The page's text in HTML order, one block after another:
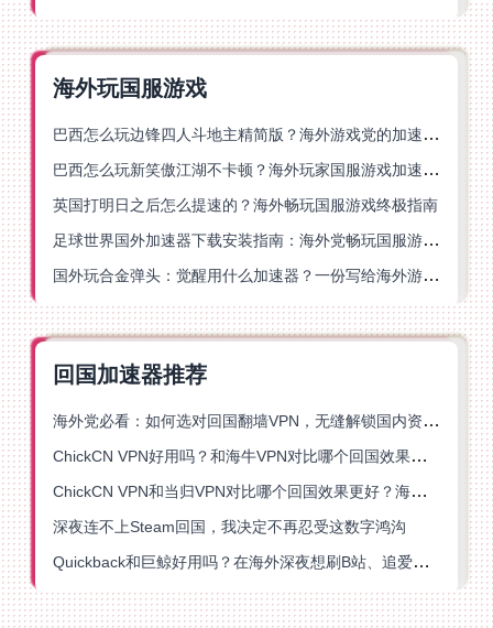
海外玩国服游戏
巴西怎么玩边锋四人斗地主精简版？海外游戏党的加速器终极选择
巴西怎么玩新笑傲江湖不卡顿？海外玩家国服游戏加速终极指南（附猫和老鼠一梦江湖实测）
英国打明日之后怎么提速的？海外畅玩国服游戏终极指南
足球世界国外加速器下载安装指南：海外党畅玩国服游戏的终极解决方案
国外玩合金弹头：觉醒用什么加速器？一份写给海外游子的畅玩指南
回国加速器推荐
海外党必看：如何选对回国翻墙VPN，无缝解锁国内资源？
ChickCN VPN好用吗？和海牛VPN对比哪个回国效果更好？
ChickCN VPN和当归VPN对比哪个回国效果更好？海外党亲测后选了它
深夜连不上Steam回国，我决定不再忍受这数字鸿沟
Quickback和巨鲸好用吗？在海外深夜想刷B站、追爱奇艺的你，或许正需要这份答案